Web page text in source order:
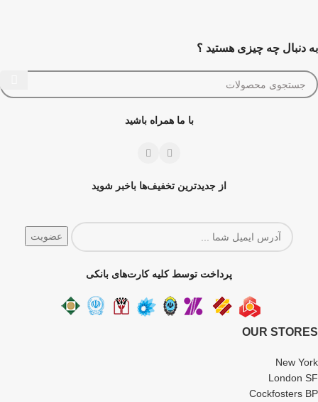
به دنبال چه چیزی هستید ؟
با ما همراه باشید
از جدیدترین تخفیف‌ها باخبر شوید
پرداخت توسط کلیه کارت‌های بانکی
OUR STORES
New York
London SF
Cockfosters BP